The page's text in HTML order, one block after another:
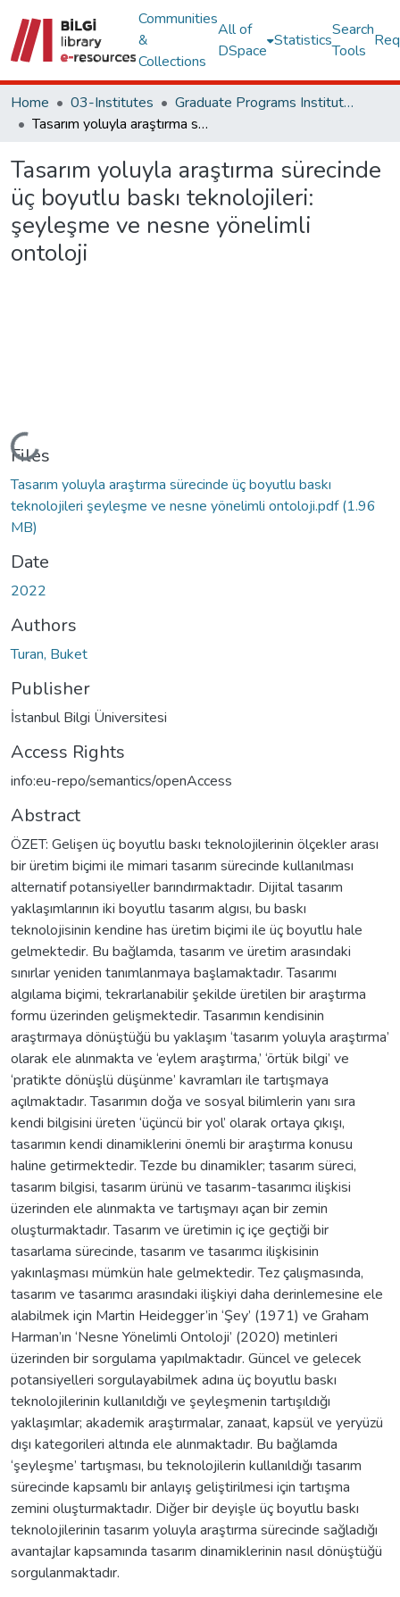
Communities
&
Collections
All of
DSpace
Statistics
Search
Tools
Home 03-Institutes
Graduate Programs Institute Thesis Collection
Tasarım yoluyla araştırma sürecinde üç boyutlu baskı teknolojileri: şeyleşme ve nesne yönelimli ontoloji
Tasarım yoluyla araştırma sürecinde
üç boyutlu baskı teknolojileri:
şeyleşme ve nesne yönelimli
ontoloji
Loading...
Files
Tasarım yoluyla araştırma sürecinde üç boyutlu baskı
teknolojileri şeyleşme ve nesne yönelimli ontoloji.pdf(1.96
MB)
Date
2022
Authors
Turan, Buket
Publisher
İstanbul Bilgi Üniversitesi
Access Rights
info:eu-repo/semantics/openAccess
Abstract
ÖZET: Gelişen üç boyutlu baskı teknolojilerinin ölçekler arası
bir üretim biçimi ile mimari tasarım sürecinde kullanılması
alternatif potansiyeller barındırmaktadır. Dijital tasarım
yaklaşımlarının iki boyutlu tasarım algısı, bu baskı
teknolojisinin kendine has üretim biçimi ile üç boyutlu hale
gelmektedir. Bu bağlamda, tasarım ve üretim arasındaki
sınırlar yeniden tanımlanmaya başlamaktadır. Tasarımı
algılama biçimi, tekrarlanabilir şekilde üretilen bir araştırma
formu üzerinden gelişmektedir. Tasarımın kendisinin
araştırmaya dönüştüğü bu yaklaşım ‘tasarım yoluyla araştırma’
olarak ele alınmakta ve ‘eylem araştırma,’ ‘örtük bilgi’ ve
‘pratikte dönüşlü düşünme’ kavramları ile tartışmaya
açılmaktadır. Tasarımın doğa ve sosyal bilimlerin yanı sıra
kendi bilgisini üreten ‘üçüncü bir yol’ olarak ortaya çıkışı,
tasarımın kendi dinamiklerini önemli bir araştırma konusu
haline getirmektedir. Tezde bu dinamikler; tasarım süreci,
tasarım bilgisi, tasarım ürünü ve tasarım-tasarımcı ilişkisi
üzerinden ele alınmakta ve tartışmayı açan bir zemin
oluşturmaktadır. Tasarım ve üretimin iç içe geçtiği bir
tasarlama sürecinde, tasarım ve tasarımcı ilişkisinin
yakınlaşması mümkün hale gelmektedir. Tez çalışmasında,
tasarım ve tasarımcı arasındaki ilişkiyi daha derinlemesine ele
alabilmek için Martin Heidegger’in ‘Şey’ (1971) ve Graham
Harman’ın ‘Nesne Yönelimli Ontoloji’ (2020) metinleri
üzerinden bir sorgulama yapılmaktadır. Güncel ve gelecek
potansiyelleri sorgulayabilmek adına üç boyutlu baskı
teknolojilerinin kullanıldığı ve şeyleşmenin tartışıldığı
yaklaşımlar; akademik araştırmalar, zanaat, kapsül ve yeryüzü
dışı kategorileri altında ele alınmaktadır. Bu bağlamda
‘şeyleşme’ tartışması, bu teknolojilerin kullanıldığı tasarım
sürecinde kapsamlı bir anlayış geliştirilmesi için tartışma
zemini oluşturmaktadır. Diğer bir deyişle üç boyutlu baskı
teknolojilerinin tasarım yoluyla araştırma sürecinde sağladığı
avantajlar kapsamında tasarım dinamiklerinin nasıl dönüştüğü
sorgulanmaktadır.